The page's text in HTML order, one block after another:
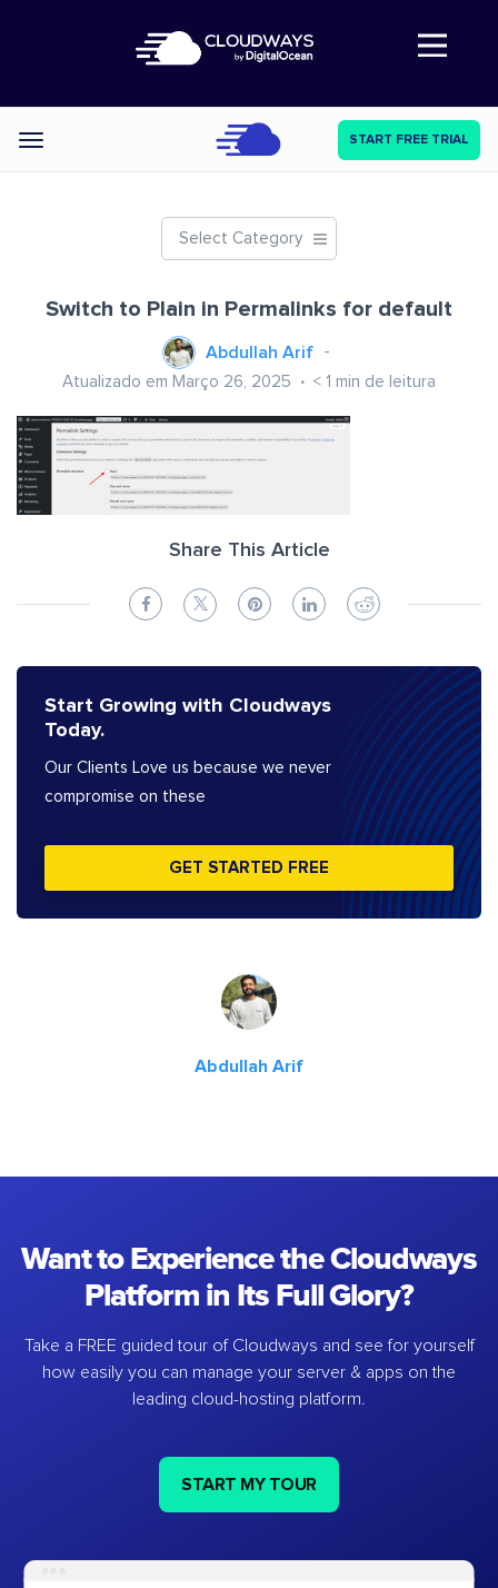
Abre a navegação
Categories START FREE TRIAL
Select Category
Switch to Plain in Permalinks for default
Abdullah Arif
Atualizado em Março 26, 2025 < 1 min de leitura
Share This Article
Start Growing with Cloudways
Today.
Our Clients Love us because we never
compromise on these
GET STARTED FREE
Abdullah Arif
Want to Experience the Cloudways
Platform in Its Full Glory?
Take a FREE guided tour of Cloudways and see for yourself
how easily you can manage your server & apps on the
leading cloud-hosting platform.
START MY TOUR